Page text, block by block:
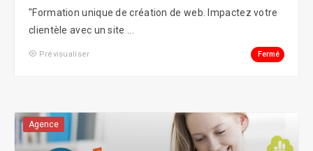
"Formation unique de création de web. Impactez votre
clientèle avec un site ...
Prévisualiser Fermé
Agence